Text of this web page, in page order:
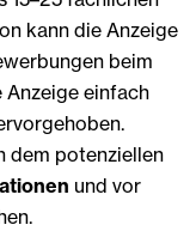
kann die Anzeige
beim
einfach
dem potenziellen
und vor